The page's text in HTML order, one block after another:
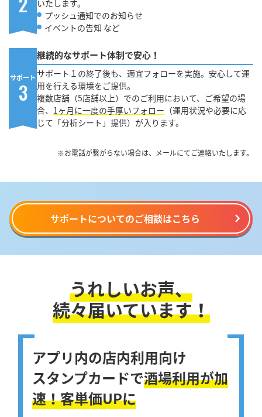
いたします。
プッシュ通知でのお知らせ
イベントの告知 など
サポート
3
継続的なサポート体制で安心！
サポート１の終了後も、適宜フォローを実施。安心して運
用を行える環境をご提供。
複数店舗（5店舗以上）でのご利用において、ご希望の場
合、 1ヶ月に一度の手厚いフォロー （運用状況や必要に応
じて「分析シート」提供）が入ります。
※お電話が繋がらない場合は、メールにてご連絡いたします。
サポートについてのご相談はこちら
うれしいお声、
続々届いています！
アプリ内の店内利用向け
スタンプカードで酒場利用が加
速！客単価UPに